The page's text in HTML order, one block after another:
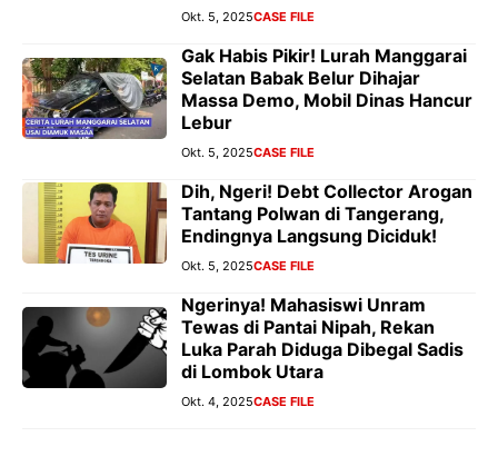
Okt. 5, 2025CASE FILE
Gak Habis Pikir! Lurah Manggarai
Selatan Babak Belur Dihajar
Massa Demo, Mobil Dinas Hancur
Lebur
Okt. 5, 2025CASE FILE
Dih, Ngeri! Debt Collector Arogan
Tantang Polwan di Tangerang,
Endingnya Langsung Diciduk!
Okt. 5, 2025CASE FILE
Ngerinya! Mahasiswi Unram
Tewas di Pantai Nipah, Rekan
Luka Parah Diduga Dibegal Sadis
di Lombok Utara
Okt. 4, 2025CASE FILE